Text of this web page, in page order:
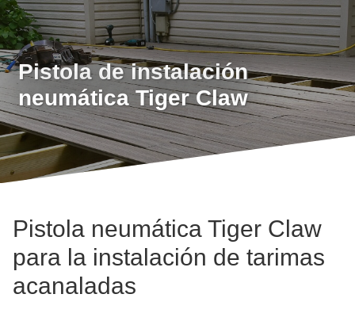
Pistola de instalación
neumática Tiger Claw
Pistola neumática Tiger Claw
para la instalación de tarimas
acanaladas